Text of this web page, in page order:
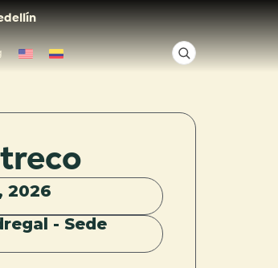
Anfitriones de ciudad
2026
- Sede